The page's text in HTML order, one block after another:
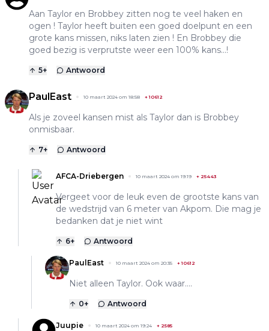
Aan Taylor en Brobbey zitten nog te veel haken en
ogen ! Taylor heeft buiten een goed doelpunt en een
grote kans missen, niks laten zien ! En Brobbey die
goed bezig is verprutste weer een 100% kans...!
5+ Antwoord
PaulEast 10 maart 2024 om 18:58 +10612
Als je zoveel kansen mist als Taylor dan is Brobbey
onmisbaar.
7+ Antwoord
AFCA-Driebergen 10 maart 2024 om 19:19 + 25443
Vergeet voor de leuk even de grootste kans van
de wedstrijd van 6 meter van Akpom. Die mag je
bedanken dat je niet wint
6+ Antwoord
PaulEast 10 maart 2024 om 20:35 +10612
Niet alleen Taylor. Ook waar….
0+ Antwoord
Juupie 10 maart 2024 om 19:24 + 2585